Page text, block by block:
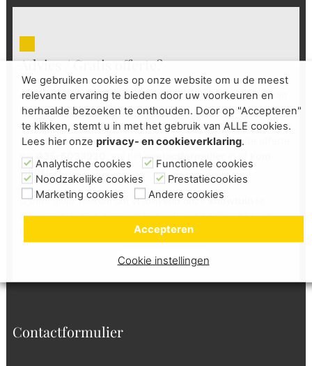
Advies / Gratis offerte?
Aangezien elke locatie om een eigen oplossing vraagt, kan
het zijn dat u nog geen antwoord heeft gevonden op een
vraag. Neem daarom gerust contact op met onze adviseurs
voor een vrijblijvend persoonlijk advies en passende offerte.
Bel
contactformulier
langs!
U bent altijd welkom om vrijblijvend onzeshowtuin
bezoeken. Indien gewenst kan ook een bezoek bij u op
locatie ingepland worden. Graag tot ziens!
Contactformulier
We gebruiken cookies op onze website om u de meest
relevante ervaring te bieden door uw voorkeuren en
herhaalde bezoeken te onthouden. Door op "Accepteren"
te klikken, stemt u in met het gebruik van ALLE cookies.
Lees hier onze privacy- en cookieverklaring.
Analytische cookies
Functionele cookies
Noodzakelijke cookies
Prestatiecookies
Marketing cookies
Andere cookies
Cookie instellingen
Accepteren